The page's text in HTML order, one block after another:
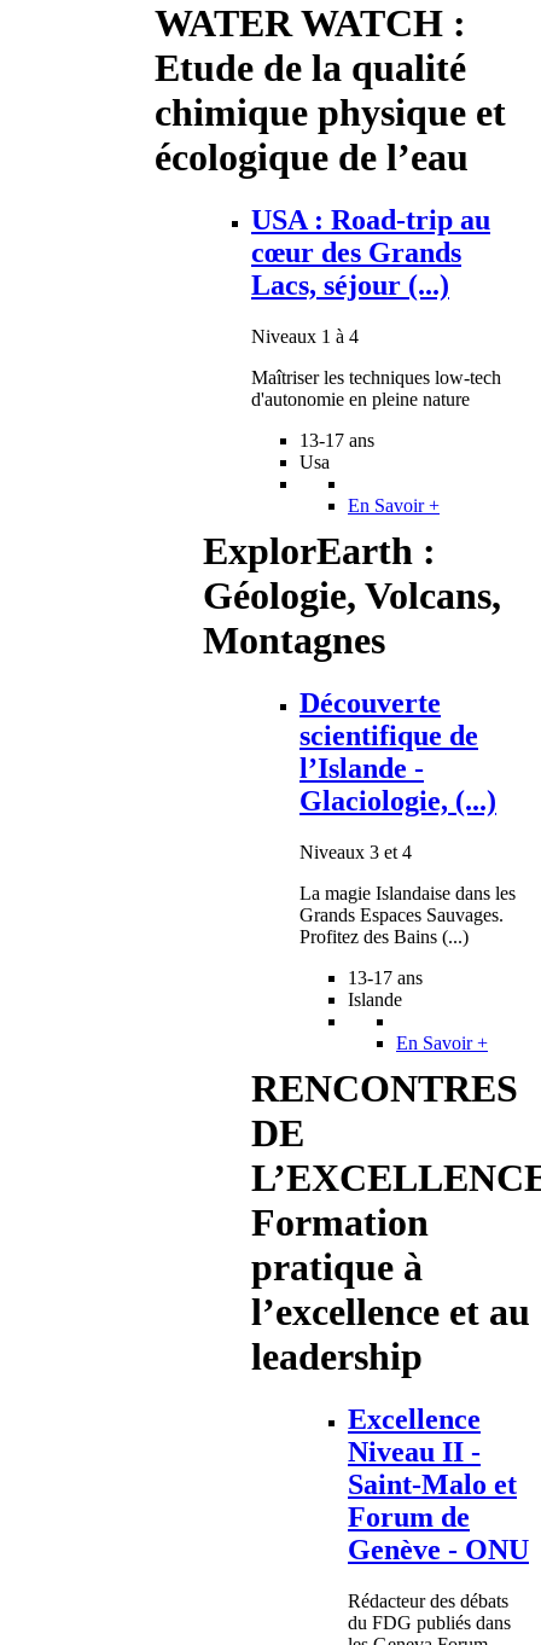
WATER WATCH :
Etude de la qualité
chimique physique et
écologique de l’eau
USA : Road-trip au
cœur des Grands
Lacs, séjour (...)
Niveaux 1 à 4
Maîtriser les techniques low-tech
d'autonomie en pleine nature
13-17 ans
Usa
En Savoir +
ExplorEarth :
Géologie, Volcans,
Montagnes
Découverte
scientifique de
l’Islande -
Glaciologie, (...)
Niveaux 3 et 4
La magie Islandaise dans les
Grands Espaces Sauvages.
Profitez des Bains (...)
13-17 ans
Islande
En Savoir +
RENCONTRES
DE
Formation
pratique à
l’excellence et au
leadership
Excellence
Niveau II -
Saint-Malo et
Forum de
Genève - ONU
Rédacteur des débats
du FDG publiés dans